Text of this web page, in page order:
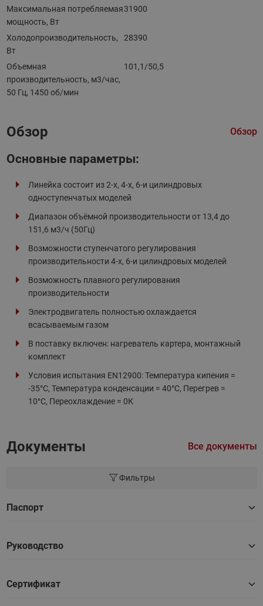
Максимальная потребляемая
мощность, Вт
31900
Холодопроизводительность,
Вт
28390
Объемная
производительность, м3/час,
50 Гц, 1450 об/мин
101,1/50,5
Обзор Обзор
Основные параметры :
Линейка состоит из 2-х, 4-х, 6-и цилиндровых
одноступенчатых моделей
Диапазон объёмной производительности от 13,4 до
151,6 м3/ч (50Гц)
Возможности ступенчатого регулирования
производительности 4-х, 6-и цилиндровых моделей
Возможность плавного регулирования
производительности
Электродвигатель полностью охлаждается
всасываемым газом
В поставку включен: нагреватель картера, монтажный
комплект
Условия испытания EN12900: Температура кипения =
-35°С, Температура конденсации = 40°С, Перегрев =
10°С, Переохлаждение = 0К
Документы Все документы
Фильтры
Паспорт
Руководство
Сертификат